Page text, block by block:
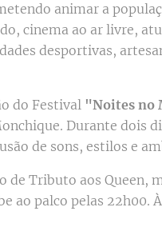
animar a
cinema ao ar livre,
desportivas,
do Festival "Noites no
Durante dois
de sons, estilos e
de Tributo aos Queen,
ao palco pelas 22h00.